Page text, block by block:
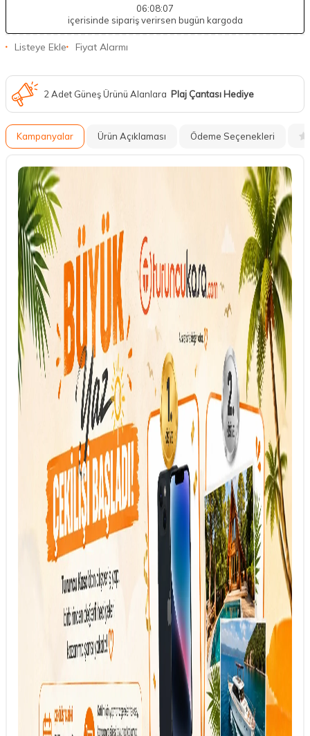
06:08:06
içerisinde sipariş verirsen bugün kargoda
Listeye Ekle Fiyat Alarmı
2 Adet Güneş Ürünü Alanlara Plaj Çantası Hediye
Kampanyalar Ürün Açıklaması Ödeme Seçenekleri